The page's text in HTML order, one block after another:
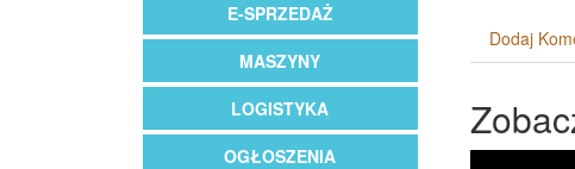
E-SPRZEDAŻ
MASZYNY
LOGISTYKA
OGŁOSZENIA
Dodaj